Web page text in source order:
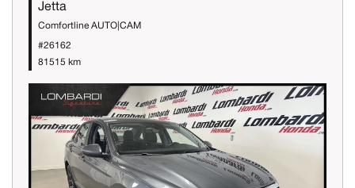
Jetta
Comfortline AUTO|CAM
#26162
81515 km